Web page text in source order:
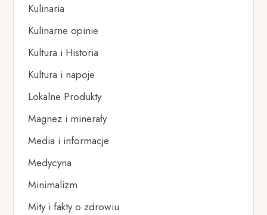
Kulinaria
Kulinarne opinie
Kultura i Historia
Kultura i napoje
Lokalne Produkty
Magnez i minerały
Media i informacje
Medycyna
Minimalizm
Mity i fakty o zdrowiu